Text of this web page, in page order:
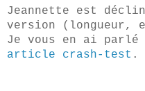
Jeannette est
version
Je vous en ai
article crash-test .